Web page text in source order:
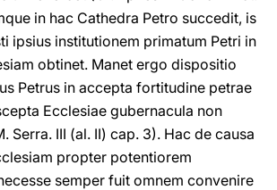
in hac Cathedra Petro succedit, is
ipsius institutionem primatum Petri in
obtinet. Manet ergo dispositio
Petrus in accepta fortitudine petrae
Ecclesiae gubernacula non
Serra. III (al. II) cap. 3). Hac de causa
propter potentiorem
semper fuit omnem convenire